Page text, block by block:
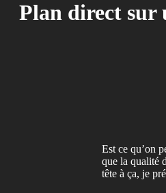
Plan direct sur
Est ce qu’on
que la qualité
tête à ça, je